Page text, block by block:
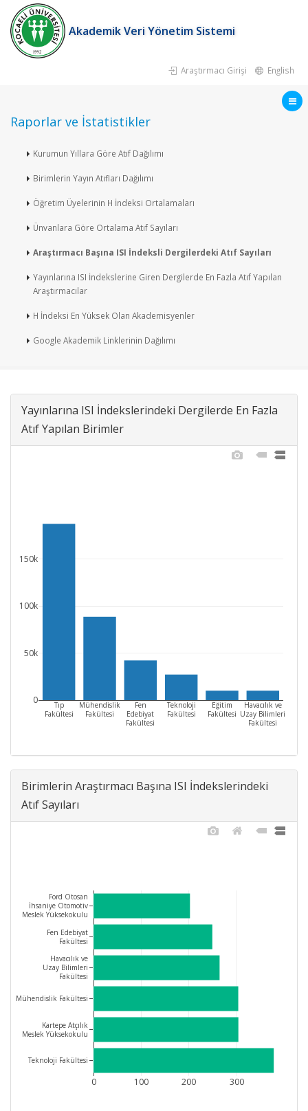
Akademik Veri Yönetim Sistemi
Araştırmacı Girişi English
Raporlar ve İstatistikler
Kurumun Yıllara Göre Atıf Dağılımı
Birimlerin Yayın Atıfları Dağılımı
Öğretim Üyelerinin H İndeksi Ortalamaları
Ünvanlara Göre Ortalama Atıf Sayıları
Araştırmacı Başına ISI İndeksli Dergilerdeki Atıf Sayıları
Yayınlarına ISI İndekslerine Giren Dergilerde En Fazla Atıf Yapılan
Araştırmacılar
H İndeksi En Yüksek Olan Akademisyenler
Google Akademik Linklerinin Dağılımı
Yayınlarına ISI İndekslerindeki Dergilerde En Fazla
Atıf Yapılan Birimler
Tıp
Fakültesi
Mühendislik
Fakültesi
Fen
Edebiyat
Fakültesi
Teknoloji
Fakültesi
Eğitim
Fakültesi
Havacılık ve
Uzay Bilimleri
Fakültesi
0
50k
100k
150k
Birimlerin Araştırmacı Başına ISI İndekslerindeki
Atıf Sayıları
0 100 200 300
Teknoloji Fakültesi
Kartepe Atçılık
Meslek Yüksekokulu
Mühendislik Fakültesi
Havacılık ve
Uzay Bilimleri
Fakültesi
Fen Edebiyat
Fakültesi
Ford Otosan
İhsaniye Otomotiv
Meslek Yüksekokulu